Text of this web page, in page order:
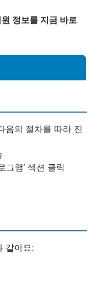
정보를 지금 바로
음의 절차를 따라 진
그램’ 섹션 클릭
같아요: